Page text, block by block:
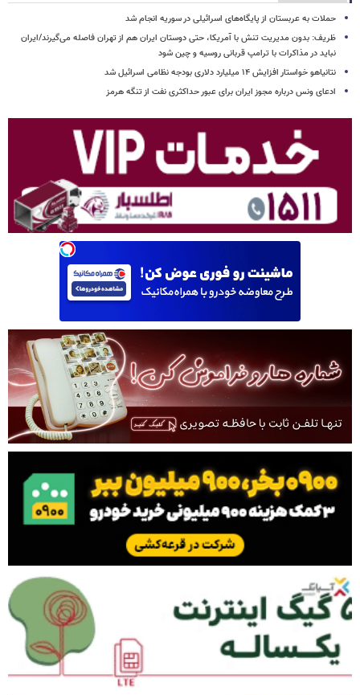
حملات به عربستان از پایگاه‌های اسرائیلی در سوریه انجام شد
ظریف: بدون مدیریت تنش با آمریکا، حتی دوستان ایران هم از تهران فاصله می‌گیرند/ایران
نباید در مذاکرات با ترامپ قربانی روسیه و چین شود
نتانیاهو خواستار افزایش ۱۴ میلیارد دلاری بودجه نظامی اسرائیل شد
ادعای ونس درباره مجوز ایران برای عبور حداکثری نفت از تنگه هرمز